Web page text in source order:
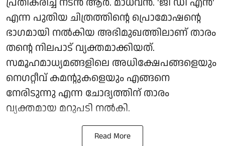
എന്ന പുതിയ ചിത്രത്തിന്റെ പ്രൊമോഷന്റെ
ഭാഗമായി നൽകിയ അഭിമുഖത്തിലാണ് താരം
തന്റെ നിലപാട് വ്യക്തമാക്കിയത്.
സമൂഹമാധ്യമങ്ങളിലെ അധിക്ഷേപങ്ങളെയും
നെഗറ്റീവ് കമന്റുകളെയും എങ്ങനെ
നേരിടുന്നു എന്ന ചോദ്യത്തിന് താരം
വ്യക്തമായ മറുപടി നൽകി.
Read More